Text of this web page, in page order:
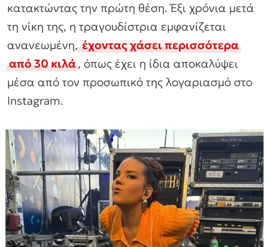
κατακτώντας την πρώτη θέση. Έξι χρόνια μετά
τη νίκη της, η τραγουδίστρια εμφανίζεται
ανανεωμένη,έχοντας χάσει περισσότερα
από 30 κιλά, όπως έχει η ίδια αποκαλύψει
μέσα από τον προσωπικό της λογαριασμό στο
Instagram.